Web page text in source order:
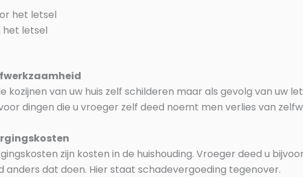
het letsel
het letsel
kozijnen van uw huis zelf schilderen maar als gevolg van uw
dingen die u vroeger zelf deed noemt men verlies van
zijn kosten in de huishouding. Vroeger deed u
anders dat doen. Hier staat schadevergoeding tegenover.